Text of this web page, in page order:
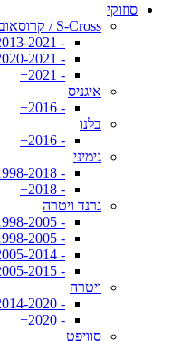
סוזוקי
S-Cross / קרוסאובר
- 2013-2021 (בנזין)
- 2020-2021 (הייבריד)
- 2021+
איגניס
- 2016+
בלנו
- 2016+
גימיני
- 1998-2018
- 2018+
גרנד ויטרה
- 1998-2005 (ארוך)
- 1998-2005 (קצר)
- 2005-2014 (ארוך)
- 2005-2015 (קצר)
ויטרה
- 2014-2020
- 2020+
סוויפט